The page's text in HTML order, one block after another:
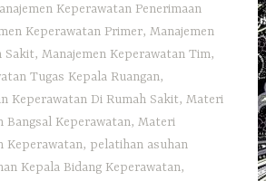
Keperawatan Penerimaan
Keperawatan Primer,Manajemen
Sakit,Manajemen Keperawatan Tim,
Tugas Kepala Ruangan,
Keperawatan Di Rumah Sakit,Materi
Bangsal Keperawatan,Materi
Keperawatan, pelatihan asuhan
Kepala Bidang Keperawatan,